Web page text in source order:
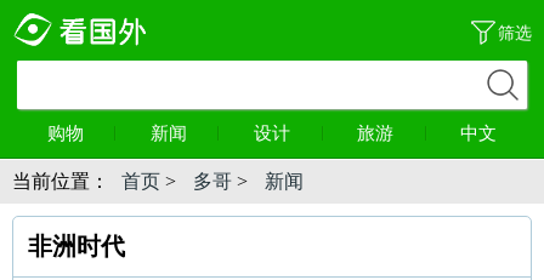
筛选
购物 新闻 设计 旅游 中文
当前位置： 首页 > 多哥 > 新闻
非洲时代